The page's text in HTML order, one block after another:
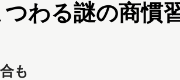
わる謎の商慣
も